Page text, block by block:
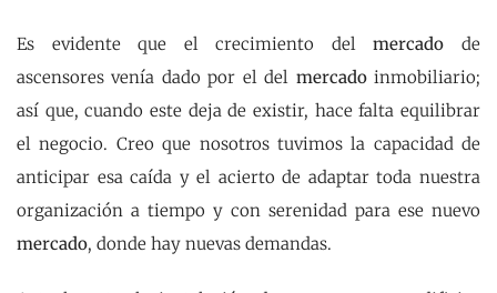
Es evidente que el crecimiento delmercado de
ascensores venía dado por el del mercadoinmobiliario;
así que, cuando este deja de existir, hace falta equilibrar
el negocio. Creo que nosotros tuvimos la capacidad de
anticipar esa caída y el acierto de adaptar toda nuestra
organización a tiempo y con serenidad para ese nuevo
mercado, donde hay nuevas demandas.